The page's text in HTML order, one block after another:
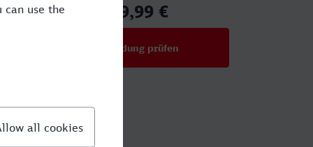
39,99 €
Verbindung prüfen